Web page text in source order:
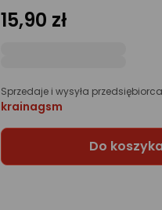
15,90 zł
Sprzedaje i wysyła
krainagsm
Do